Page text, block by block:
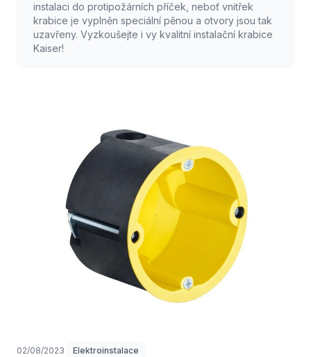
instalaci do protipožárních příček, neboť vnitřek
krabice je vyplněn speciální pěnou a otvory jsou tak
uzavřeny. Vyzkoušejte i vy kvalitní instalační krabice
Kaiser!
02/08/2023 Elektroinstalace